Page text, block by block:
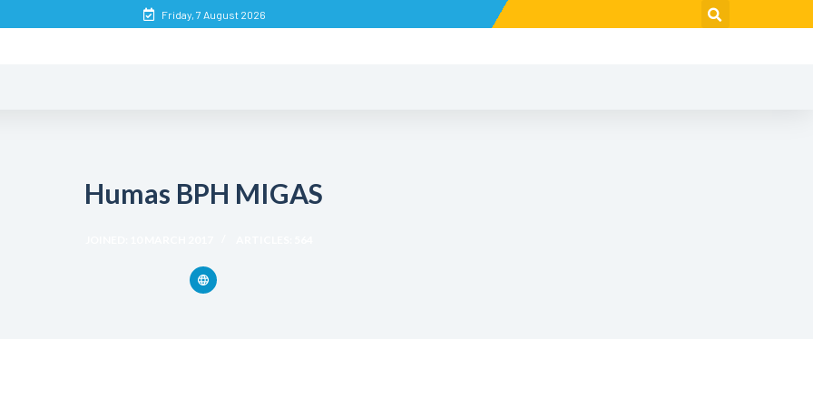
Friday, 7 August 2026
Humas BPH MIGAS